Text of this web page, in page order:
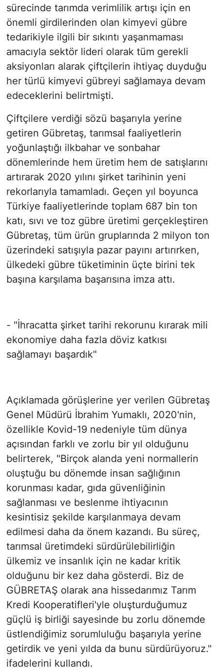
sürecinde tarımda verimlilik artışı için en
önemli girdilerinden olan kimyevi gübre
tedarikiyle ilgili bir sıkıntı yaşanmaması
amacıyla sektör lideri olarak tüm gerekli
aksiyonları alarak çiftçilerin ihtiyaç duyduğu
her türlü kimyevi gübreyi sağlamaya devam
edeceklerini belirtmişti.
Çiftçilere verdiği sözü başarıyla yerine
getiren Gübretaş, tarımsal faaliyetlerin
yoğunlaştığı ilkbahar ve sonbahar
dönemlerinde hem üretim hem de satışlarını
artırarak 2020 yılını şirket tarihinin yeni
rekorlarıyla tamamladı. Geçen yıl boyunca
Türkiye faaliyetlerinde toplam 687 bin ton
katı, sıvı ve toz gübre üretimi gerçekleştiren
Gübretaş, tüm ürün gruplarında 2 milyon ton
üzerindeki satışıyla pazar payını artırırken,
ülkedeki gübre tüketiminin üçte birini tek
başına karşılama başarısına imza attı.
- "İhracatta şirket tarihi rekorunu kırarak mili
ekonomiye daha fazla döviz katkısı
sağlamayı başardık"
Açıklamada görüşlerine yer verilen Gübretaş
Genel Müdürü İbrahim Yumaklı, 2020'nin,
özellikle Kovid-19 nedeniyle tüm dünya
açısından farklı ve zorlu bir yıl olduğunu
belirterek, "Birçok alanda yeni normallerin
oluştuğu bu dönemde insan sağlığının
korunması kadar, gıda güvenliğinin
sağlanması ve beslenme ihtiyacının
kesintisiz şekilde karşılanmaya devam
edilmesi daha da önem kazandı. Bu süreç,
tarımsal üretimdeki sürdürülebilirliğin
ülkemiz ve insanlık için ne kadar kritik
olduğunu bir kez daha gösterdi. Biz de
GÜBRETAŞ olarak ana hissedarımız Tarım
Kredi Kooperatifleri'yle oluşturduğumuz
güçlü iş birliği sayesinde bu zorlu dönemde
üstlendiğimiz sorumluluğu başarıyla yerine
getirdik ve yeni yılda da bunu sürdürüyoruz."
ifadelerini kullandı.